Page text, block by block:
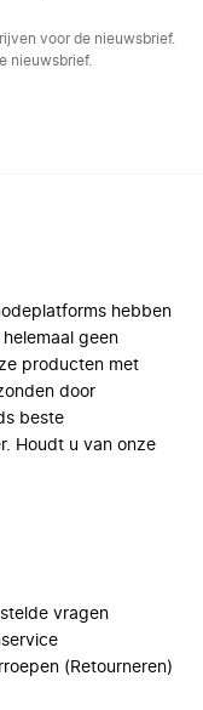
voor de nieuwsbrief.
nieuwsbrief.
hebben
geen
producten met
door
beste
Houdt u van onze
vragen
(Retourneren)